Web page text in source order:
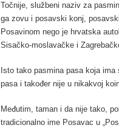
Točnije, službeni naziv za
ga zovu i posavski konj,
Posavinom nego je hrvatska
Sisačko-moslavačke i
Isto tako pasmina pasa koja
pasa i također nije u nikakvoj
Međutim, taman i da nije tako,
tradicionalno ime Posavac u